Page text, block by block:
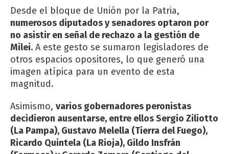
Desde el bloque de Unión por la Patria,
numerosos diputados y senadores optaron por
no asistir en señal de rechazo a la gestión de
Milei. A este gesto se sumaron legisladores de
otros espacios opositores, lo que generó una
imagen atípica para un evento de esta
magnitud.
Asimismo, varios gobernadores peronistas
decidieron ausentarse, entre ellos Sergio Ziliotto
(La Pampa), Gustavo Melella (Tierra del Fuego),
Ricardo Quintela (La Rioja), Gildo Insfrán